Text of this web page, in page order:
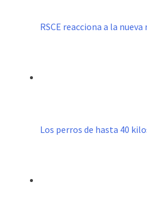
RSCE reacciona a la
Los perros de hasta 40